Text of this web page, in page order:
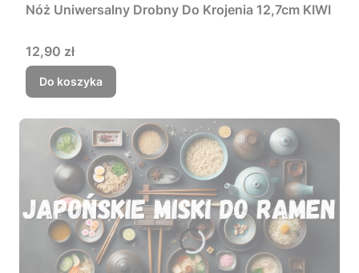
Nóż Uniwersalny Drobny Do Krojenia 12,7cm KIWI
Cena
12,90 zł
Do koszyka